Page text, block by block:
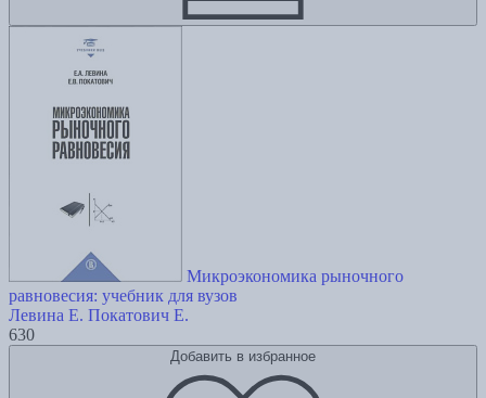
Микроэкономика рыночного
равновесия: учебник для вузов
Левина Е. Покатович Е.
630
Добавить в избранное